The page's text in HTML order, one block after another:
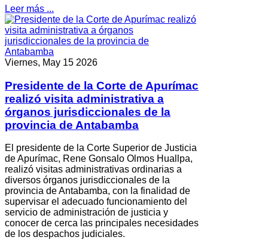
Leer más ...
Viernes, May 15 2026
Presidente de la Corte de Apurímac
realizó visita administrativa a
órganos jurisdiccionales de la
provincia de Antabamba
El presidente de la Corte Superior de Justicia
de Apurímac, Rene Gonsalo Olmos Huallpa,
realizó visitas administrativas ordinarias a
diversos órganos jurisdiccionales de la
provincia de Antabamba, con la finalidad de
supervisar el adecuado funcionamiento del
servicio de administración de justicia y
conocer de cerca las principales necesidades
de los despachos judiciales.